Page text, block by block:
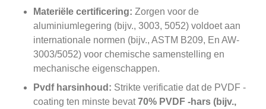
Materiële certificering: Zorgen voor de
aluminiumlegering (bijv., 3003, 5052) voldoet aan
internationale normen (bijv., ASTM B209, En AW-
3003/5052) voor chemische samenstelling en
mechanische eigenschappen.
Pvdf harsinhoud: Strikte verificatie dat de PVDF -
coating ten minste bevat70% PVDF -hars (bijv.,